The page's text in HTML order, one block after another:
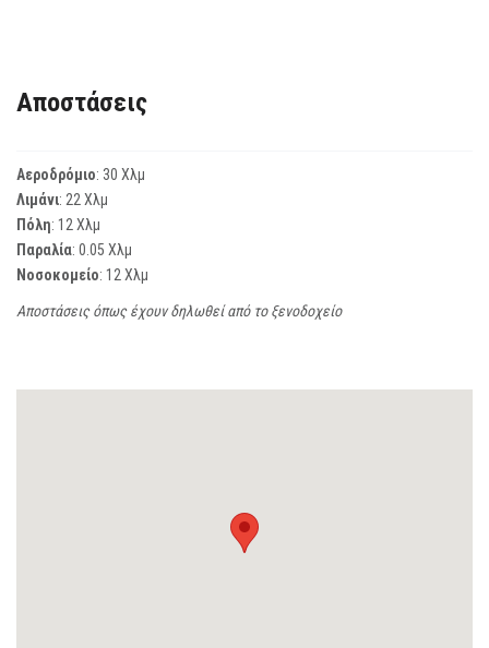
Αποστάσεις
Αεροδρόμιο: 30 Χλμ
Λιμάνι: 22 Χλμ
Πόλη: 12 Χλμ
Παραλία: 0.05 Χλμ
Νοσοκομείο: 12 Χλμ
Αποστάσεις όπως έχουν δηλωθεί από το ξενοδοχείο